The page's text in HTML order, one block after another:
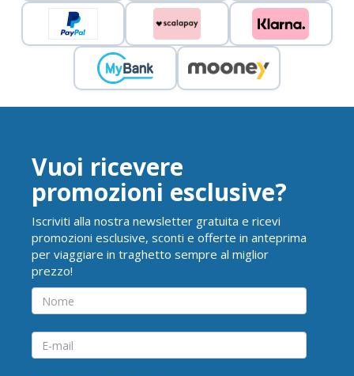
Vuoi ricevere
promozioni esclusive?
Iscriviti alla nostra newsletter gratuita e ricevi
promozioni esclusive, sconti e offerte in anteprima
per viaggiare in traghetto sempre al miglior
prezzo!